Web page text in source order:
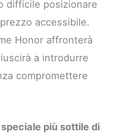
difficile posizionare
accessibile.
Honor affronterà
a introdurre
compromettere
più sottile di